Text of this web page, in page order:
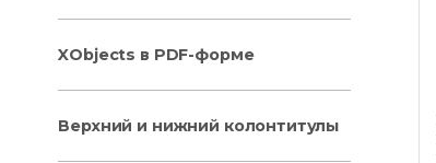
XObjects в PDF-форме
Верхний и нижний колонтитулы